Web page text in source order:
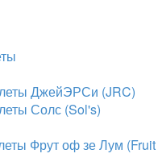
ДжейЭРСи (JRC)
Солс (Sol's)
Фрут оф зе Лум (Fruit